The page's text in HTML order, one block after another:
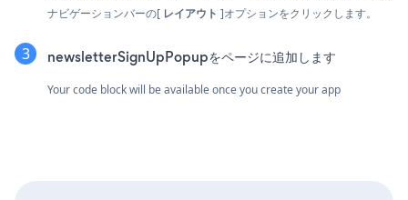
ナビゲーションバーの[ レイアウト ]オプションをクリックします。
newsletterSignUpPopupをページに追加します
Your code block will be available once you create your app